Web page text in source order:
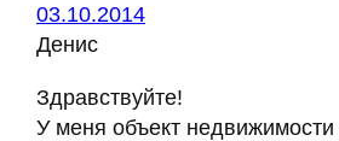
03.10.2014
Денис
Здравствуйте!
У меня объект